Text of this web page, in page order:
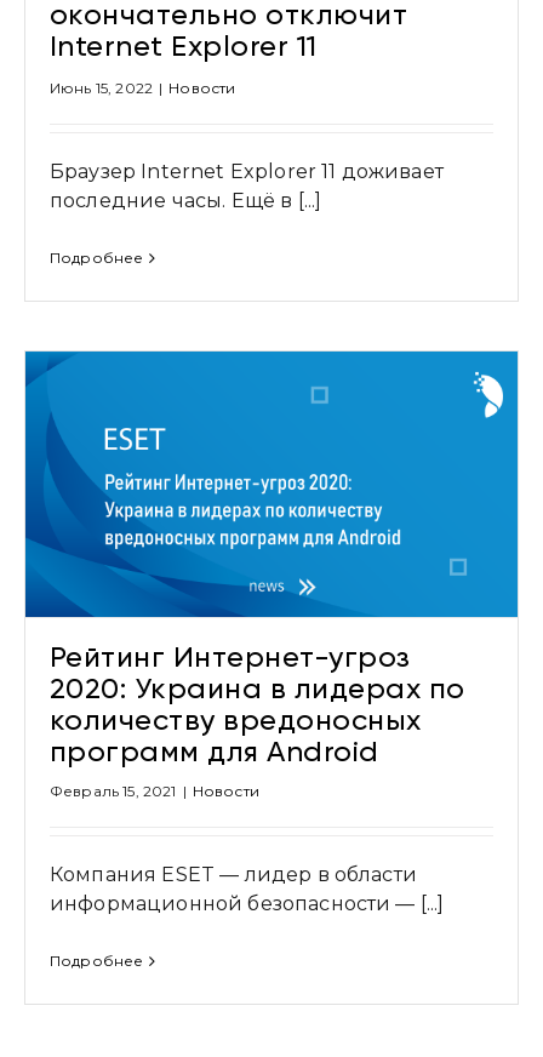
окончательно отключит
Internet Explorer 11
Июнь 15, 2022 | Новости
Браузер Internet Explorer 11 доживает
последние часы. Ещё в [...]
Подробнее
Рейтинг Интернет-угроз
2020: Украина в лидерах по
количеству вредоносных
программ для Android
Февраль 15, 2021 | Новости
Компания ESET — лидер в области
информационной безопасности — [...]
Подробнее
Привіт 👋, чим тобі допомогти?
Ми зазвичай відповідаємо дуже швидко
Надіслати повідомлення